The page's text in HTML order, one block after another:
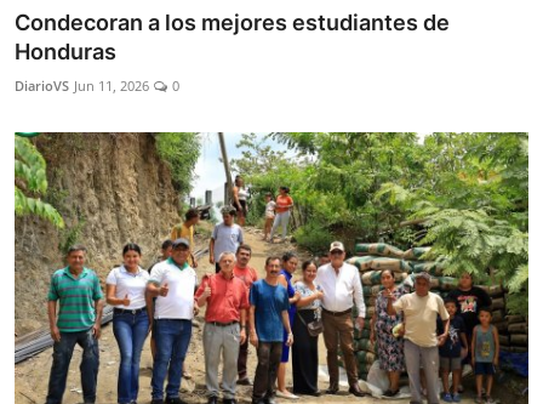
Condecoran a los mejores estudiantes de
Honduras
DiarioVS Jun 11, 2026 0